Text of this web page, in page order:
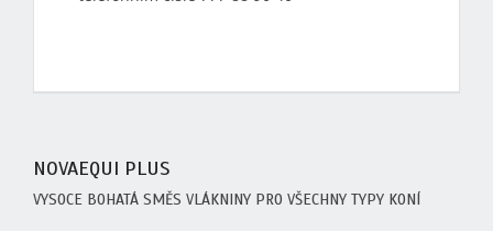
NOVAEQUI PLUS
VYSOCE BOHATÁ SMĚS VLÁKNINY PRO VŠECHNY TYPY KONÍ